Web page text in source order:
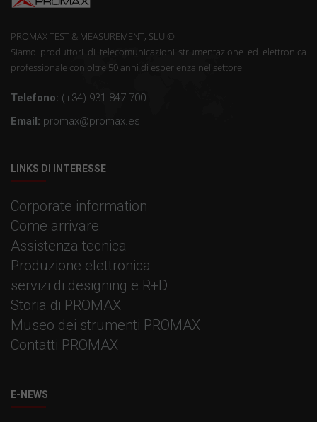
PROMAX TEST & MEASUREMENT, SLU ©
Siamo produttori di telecomunicazioni strumentazione ed elettronica
professionale con oltre 50 anni di esperienza nel settore.
Telefono: (+34) 931 847 700
Email: promax@promax.es
LINKS DI INTERESSE
Corporate information
Come arrivare
Assistenza tecnica
Produzione elettronica
servizi di designing e R+D
Storia di PROMAX
Museo dei strumenti PROMAX
Contatti PROMAX
E-NEWS